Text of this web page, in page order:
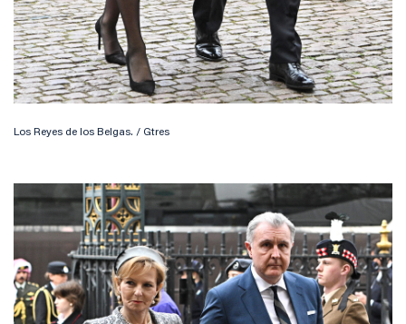
Los Reyes de los Belgas. / Gtres